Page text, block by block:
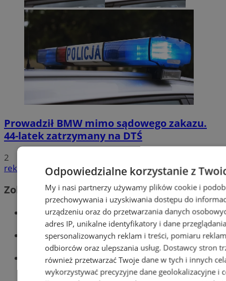
Prowadził BMW mimo sądowego zakazu.
44-latek zatrzymany na DTŚ
2
reklama
Zobacz również
Wiadomości kryminalne w Zabrzu
Wiadomości lokalne
Wiadomości sportowe
Odpowiedzialne korzystanie z
My i nasi partnerzy używamy plików cookie i
przechowywania i uzyskiwania dostępu do
urządzeniu oraz do przetwarzania danych
adres IP, unikalne identyfikatory i dane
spersonalizowanych reklam i treści, pomiaru
odbiorców oraz ulepszania usług. Dostawcy stron
również przetwarzać Twoje dane w tych i innych
wykorzystywać precyzyjne dane geolokalizacyjne i